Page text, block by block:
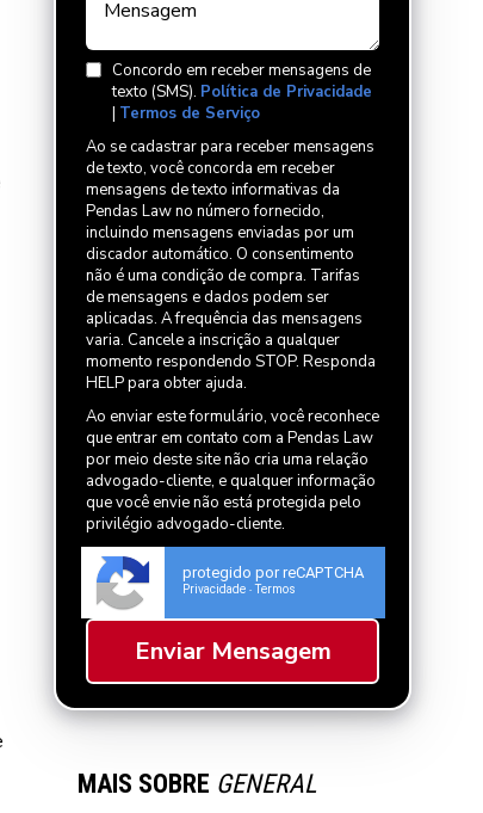
Concordo em receber mensagens de
texto (SMS). Política de Privacidade
| Termos de Serviço
Ao se cadastrar para receber mensagens
de texto, você concorda em receber
mensagens de texto informativas da
Pendas Law no número fornecido,
incluindo mensagens enviadas por um
discador automático. O consentimento
não é uma condição de compra. Tarifas
de mensagens e dados podem ser
aplicadas. A frequência das mensagens
varia. Cancele a inscrição a qualquer
momento respondendo STOP. Responda
HELP para obter ajuda.
Ao enviar este formulário, você reconhece
que entrar em contato com a Pendas Law
por meio deste site não cria uma relação
advogado-cliente, e qualquer informação
que você envie não está protegida pelo
privilégio advogado-cliente.
protegido por reCAPTCHA
Privacidade - Termos
MAIS SOBRE GENERAL